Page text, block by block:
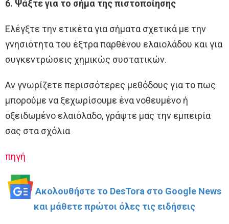
6. Ψάξτε για το σήμα της πιστοποίησης
Ελέγξτε την ετικέτα για σήματα σχετικά με την
γνησιότητα του έξτρα παρθένου ελαιολάδου και για
συγκεντρώσεις χημικώς συστατικών.
Αν γνωρίζετε περισσότερες μεθόδους για το πως
μπορούμε να ξεχωρίσουμε ένα νοθευμένο ή
οξειδωμένο ελαιόλαδο, γράψτε μας την εμπειρία
σας στα σχόλια
πηγή
Ακολουθήστε το DesTora στο Google News
και μάθετε πρώτοι όλες τις ειδήσεις